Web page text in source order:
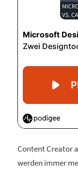
Content Creator
werden immer